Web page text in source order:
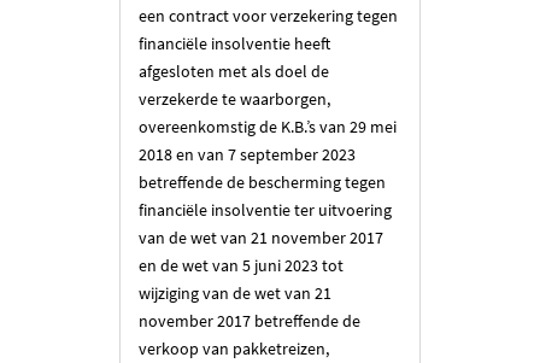
een contract voor verzekering tegen
financiële insolventie heeft
afgesloten met als doel de
verzekerde te waarborgen,
overeenkomstig de K.B.’s van 29 mei
2018 en van 7 september 2023
betreffende de bescherming tegen
financiële insolventie ter uitvoering
van de wet van 21 november 2017
en de wet van 5 juni 2023 tot
wijziging van de wet van 21
november 2017 betreffende de
verkoop van pakketreizen,